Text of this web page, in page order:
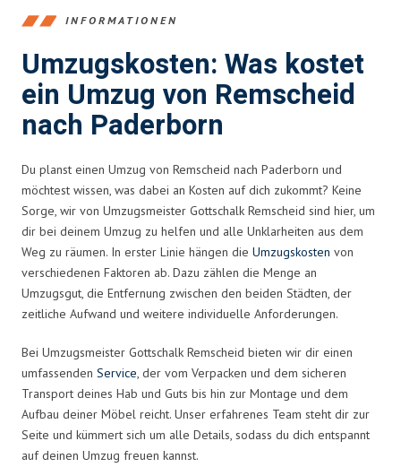
INFORMATIONEN
Umzugskosten: Was kostet
ein Umzug von Remscheid
nach Paderborn
Du planst einen Umzug von Remscheid nach Paderborn und
möchtest wissen, was dabei an Kosten auf dich zukommt? Keine
Sorge, wir von Umzugsmeister Gottschalk Remscheid sind hier, um
dir bei deinem Umzug zu helfen und alle Unklarheiten aus dem
Weg zu räumen. In erster Linie hängen die Umzugskosten von
verschiedenen Faktoren ab. Dazu zählen die Menge an
Umzugsgut, die Entfernung zwischen den beiden Städten, der
zeitliche Aufwand und weitere individuelle Anforderungen.
Bei Umzugsmeister Gottschalk Remscheid bieten wir dir einen
umfassenden Service, der vom Verpacken und dem sicheren
Transport deines Hab und Guts bis hin zur Montage und dem
Aufbau deiner Möbel reicht. Unser erfahrenes Team steht dir zur
Seite und kümmert sich um alle Details, sodass du dich entspannt
auf deinen Umzug freuen kannst.